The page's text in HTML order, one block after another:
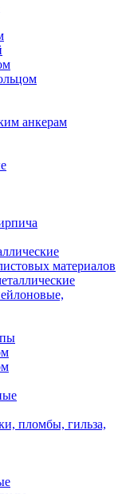
анкерам
материалов
пломбы, гильза,